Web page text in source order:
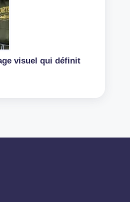
visuel qui définit